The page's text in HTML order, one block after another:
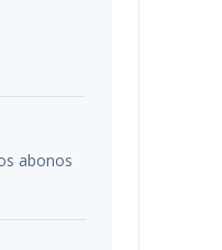
abonos